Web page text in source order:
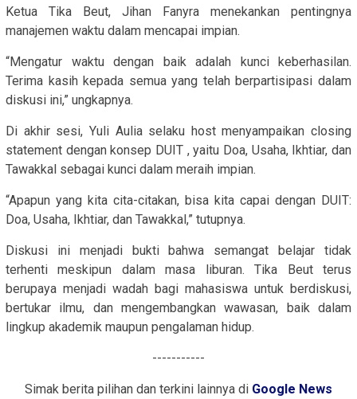
Ketua Tika Beut, Jihan Fanyra menekankan pentingnya
manajemen waktu dalam mencapai impian.
“Mengatur waktu dengan baik adalah kunci keberhasilan.
Terima kasih kepada semua yang telah berpartisipasi dalam
diskusi ini,” ungkapnya.
Di akhir sesi, Yuli Aulia selaku host menyampaikan closing
statement dengan konsep DUIT , yaitu Doa, Usaha, Ikhtiar, dan
Tawakkal sebagai kunci dalam meraih impian.
“Apapun yang kita cita-citakan, bisa kita capai dengan DUIT:
Doa, Usaha, Ikhtiar, dan Tawakkal,” tutupnya.
Diskusi ini menjadi bukti bahwa semangat belajar tidak
terhenti meskipun dalam masa liburan. Tika Beut terus
berupaya menjadi wadah bagi mahasiswa untuk berdiskusi,
bertukar ilmu, dan mengembangkan wawasan, baik dalam
lingkup akademik maupun pengalaman hidup.
-----------
Simak berita pilihan dan terkini lainnya di Google News